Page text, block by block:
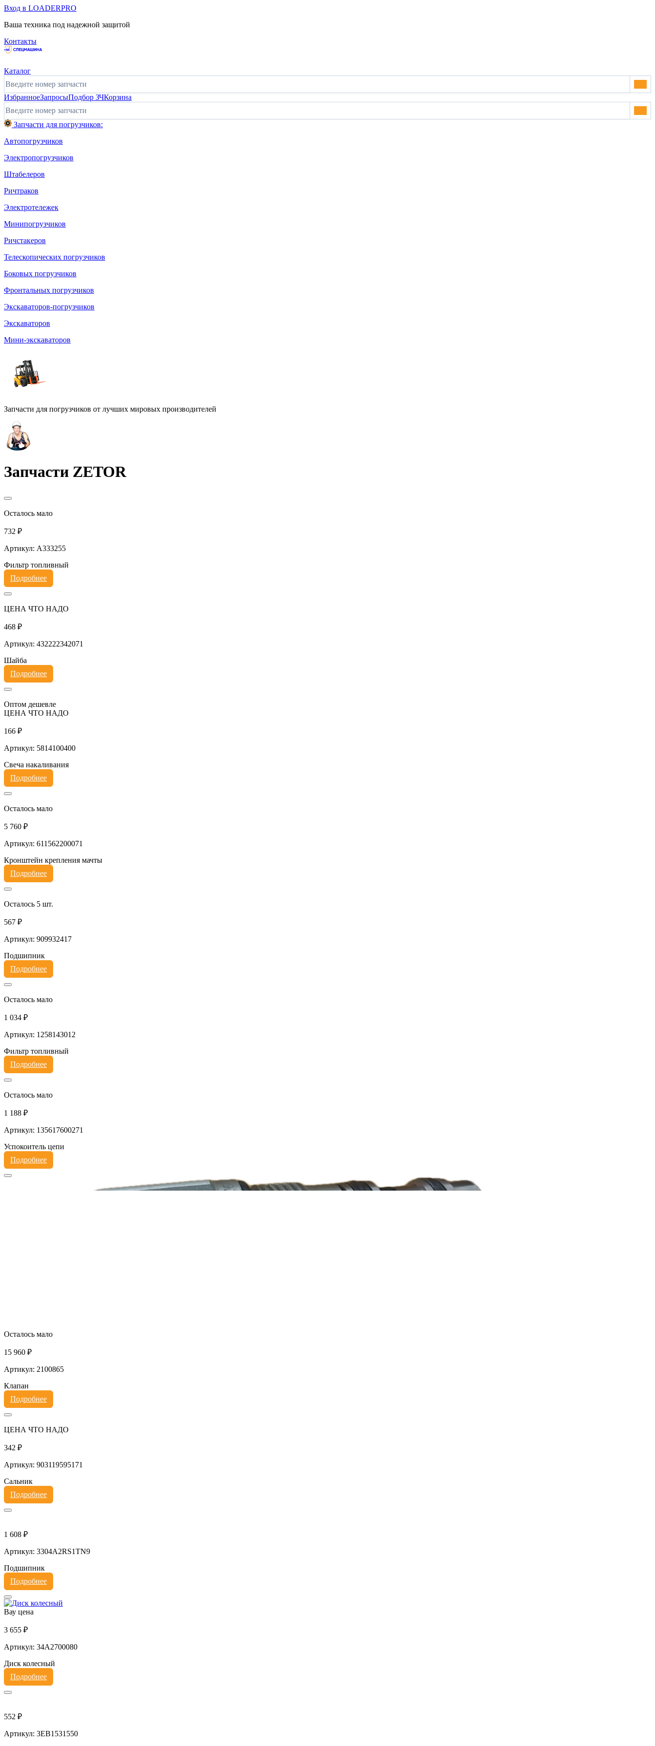
Вход в LOADERPRO
Ваша техника под надежной защитой
Контакты
Каталог
ИзбранноеЗапросыПодбор ЗЧКорзина
Запчасти для погрузчиков:
Автопогрузчиков
Электропогрузчиков
Штабелеров
Ричтраков
Электротележек
Минипогрузчиков
Ричстакеров
Телескопических погрузчиков
Боковых погрузчиков
Фронтальных погрузчиков
Экскаваторов-погрузчиков
Экскаваторов
Мини-экскаваторов
Запчасти для погрузчиков от лучших мировых производителей
Запчасти ZETOR
Осталось мало
732 ₽
Артикул: A333255
Фильтр топливный
Подробнее
ЦЕНА ЧТО НАДО
468 ₽
Артикул: 432222342071
Шайба
Подробнее
Оптом дешевле
ЦЕНА ЧТО НАДО
166 ₽
Артикул: 5814100400
Свеча накаливания
Подробнее
Осталось мало
5 760 ₽
Артикул: 611562200071
Кронштейн крепления мачты
Подробнее
Осталось 5 шт.
567 ₽
Артикул: 909932417
Подшипник
Подробнее
Осталось мало
1 034 ₽
Артикул: 1258143012
Фильтр топливный
Подробнее
Осталось мало
1 188 ₽
Артикул: 135617600271
Успокоитель цепи
Подробнее
Осталось мало
15 960 ₽
Артикул: 2100865
Клапан
Подробнее
ЦЕНА ЧТО НАДО
342 ₽
Артикул: 903119595171
Сальник
Подробнее
1 608 ₽
Артикул: 3304A2RS1TN9
Подшипник
Подробнее
Вау цена
3 655 ₽
Артикул: 34A2700080
Диск колесный
Подробнее
552 ₽
Артикул: 3EB1531550